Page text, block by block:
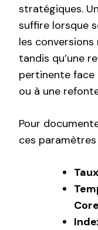
stratégiques.
suffire lorsque
les
tandis qu’une
pertinente face
ou à une
Pour
ces